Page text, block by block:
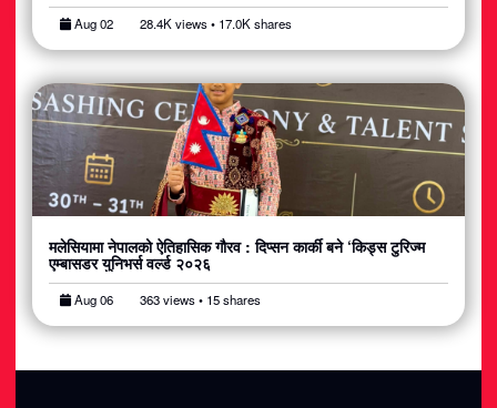
Aug 02 28.4K views • 17.0K shares
मलेसियामा नेपालको ऐतिहासिक गौरव : दिप्सन कार्की बने ‘किड्स टुरिज्म
एम्बासडर युनिभर्स वर्ल्ड २०२६
Aug 06 363 views • 15 shares